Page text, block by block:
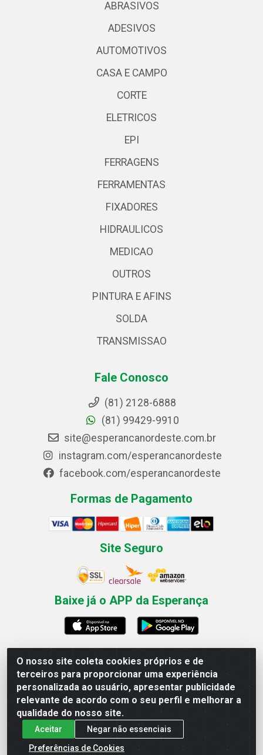
O nosso site coleta cookies próprios e de
terceiros para proporcionar uma experiência
personalizada ao usuário, apresentar publicidade
relevante de acordo com o seu perfil e melhorar a
qualidade do nosso site.
Aceitar
Negar não essenciais
Preferências de Cookies
ABRASIVOS
ADESIVOS
AUTOMOTIVOS
CASA E CAMPO
CORTE
ELETRICOS
EPI
FERRAGENS
FERRAMENTAS
FIXADORES
HIDRAULICOS
MEDICAO
OUTROS
PINTURA E AFINS
SOLDA
TRANSMISSAO
Fale Conosco
(81) 2128-6888
(81) 99429-9910
site@esperancanordeste.com.br
instagram.com/esperancanordeste
facebook.com/esperancanordeste
Formas de Pagamento
Site Seguro
Baixe já o APP da Esperança
Esperança Nordeste - Rua Professor Caldas Filho, 291 -
Estância - Recife / PE CEP: 50771-335 - CNPJ
03.666.136/0001-23